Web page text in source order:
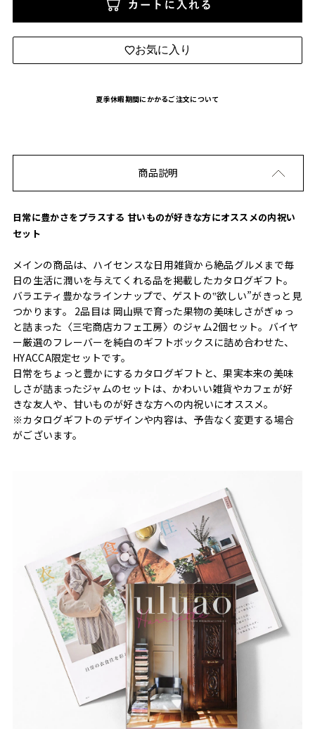
カートに入れる
お気に入り
夏季休暇期間にかかるご注文について
商品説明
日常に豊かさをプラスする 甘いものが好きな方にオススメの内祝い
セット
メインの商品は、ハイセンスな日用雑貨から絶品グルメまで毎
日の生活に潤いを与えてくれる品を掲載したカタログギフト。
バラエティ豊かなラインナップで、ゲストの‟欲しい”がきっと見
つかります。 2品目は 岡山県で育った果物の美味しさがぎゅっ
と詰まった〈三宅商店カフェ工房〉のジャム2個セット。バイヤ
ー厳選のフレーバーを純白のギフトボックスに詰め合わせた、
HYACCA限定セットです。
日常をちょっと豊かにするカタログギフトと、果実本来の美味
しさが詰まったジャムのセットは、かわいい雑貨やカフェが好
きな友人や、甘いものが好きな方への内祝いにオススメ。
※カタログギフトのデザインや内容は、予告なく変更する場合
がございます。